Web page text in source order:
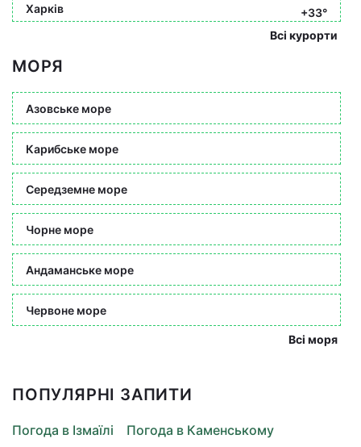
Харків
+33°
Всі курорти
МОРЯ
Азовське море
Карибське море
Середземне море
Чорне море
Андаманське море
Червоне море
Всі моря
ПОПУЛЯРНІ ЗАПИТИ
Погода в Ізмаїлі
Погода в Каменському